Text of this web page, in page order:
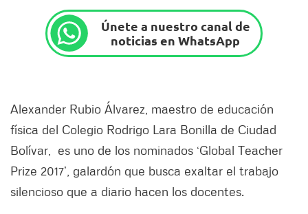
Únete a nuestro canal de
noticias en WhatsApp
Alexander Rubio Álvarez, maestro de educación
física del Colegio Rodrigo Lara Bonilla de Ciudad
Bolívar, es uno de los nominados ‘Global Teacher
Prize 2017’, galardón que busca exaltar el trabajo
silencioso que a diario hacen los docentes.